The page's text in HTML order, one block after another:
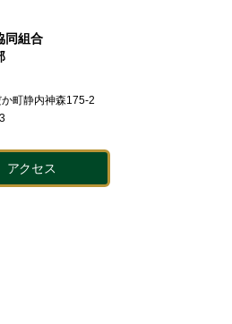
同組合
町静内神森175-2
アクセス